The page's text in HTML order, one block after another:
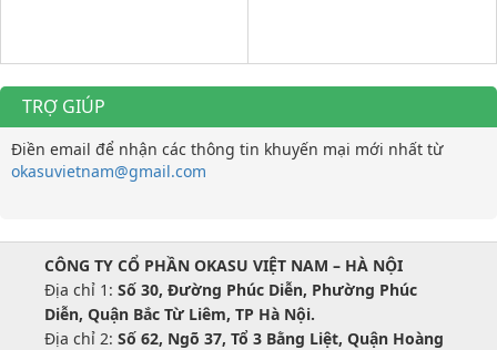
TRỢ GIÚP
Điền email để nhận các thông tin khuyến mại mới nhất từ
okasuvietnam@gmail.com
CÔNG TY CỔ PHẦN OKASU VIỆT NAM – HÀ NỘI
Địa chỉ 1: Số 30, Đường Phúc Diễn, Phường Phúc
Diễn, Quận Bắc Từ Liêm, TP Hà Nội.
Địa chỉ 2: Số 62, Ngõ 37, Tổ 3 Bằng Liệt, Quận Hoàng